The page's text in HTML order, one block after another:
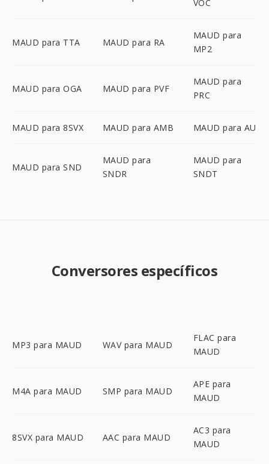
VOC
MAUD para TTA MAUD para RA
MAUD para
MP2
MAUD para OGA MAUD para PVF
MAUD para
PRC
MAUD para 8SVX MAUD para AMB MAUD para AU
MAUD para SND
MAUD para
SNDR
MAUD para
SNDT
Conversores específicos
MP3 para MAUD WAV para MAUD
FLAC para
MAUD
M4A para MAUD SMP para MAUD
APE para
MAUD
8SVX para MAUD AAC para MAUD
AC3 para
MAUD